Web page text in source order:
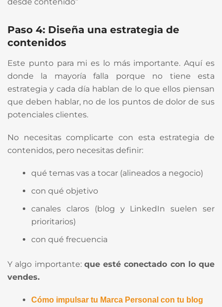
Paso 4: Diseña una estrategia de
contenidos
Este punto para mi es lo más importante. Aquí es
donde la mayoría falla porque no tiene esta
estrategia y cada día hablan de lo que ellos piensan
que deben hablar, no de los puntos de dolor de sus
potenciales clientes.
No necesitas complicarte con esta estrategia de
contenidos, pero necesitas definir:
qué temas vas a tocar (alineados a negocio)
con qué objetivo
canales claros (blog y LinkedIn suelen ser
prioritarios)
con qué frecuencia
Y algo importante: que esté conectado con lo que
vendes.
Cómo impulsar tu Marca Personal con tu blog